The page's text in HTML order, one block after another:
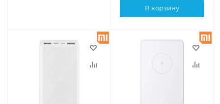
В корзину